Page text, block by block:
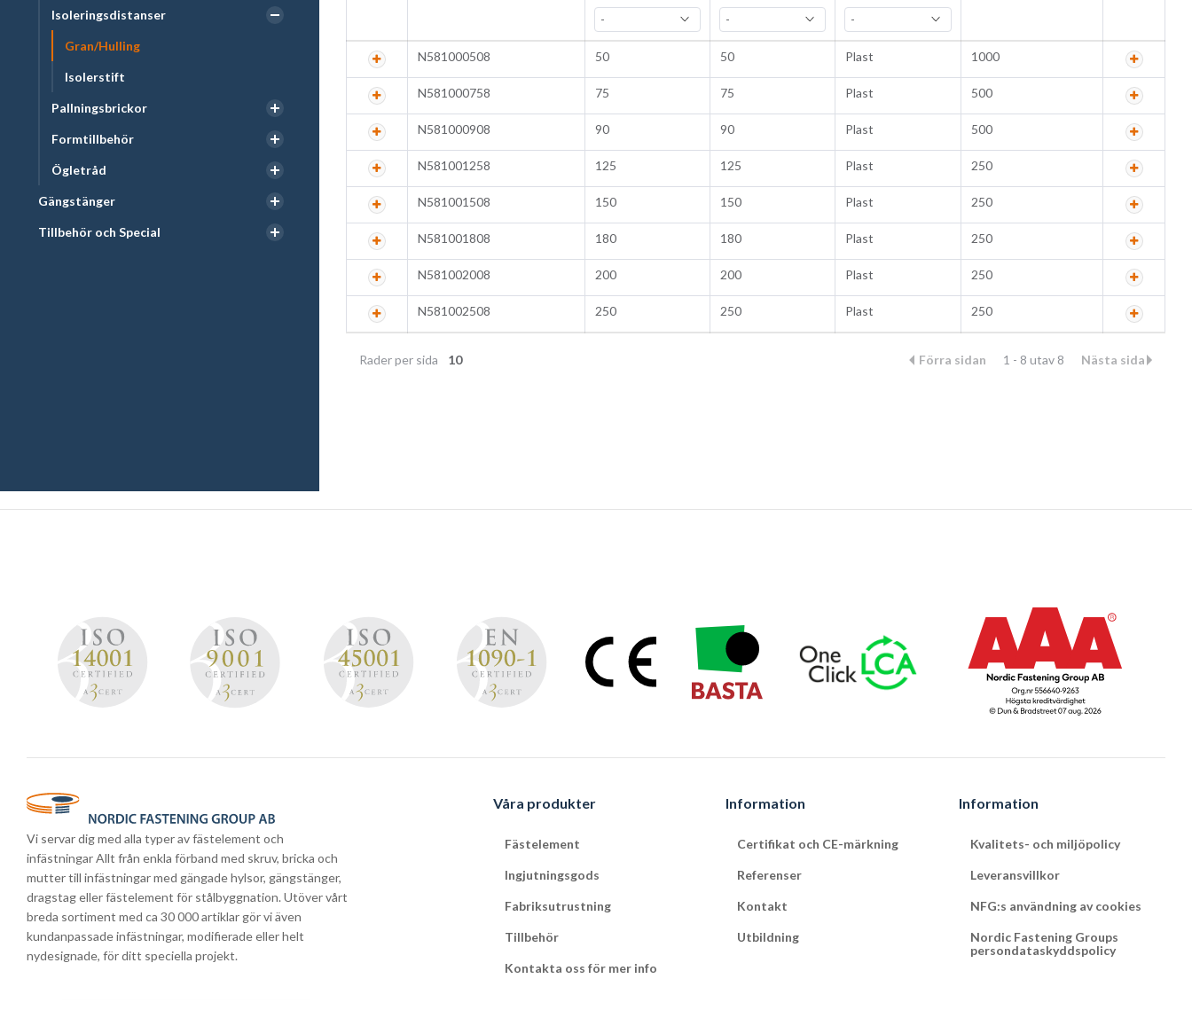
Isoleringsdistanser
Gran/Hulling
Isolerstift
Pallningsbrickor
Formtillbehör
Ögletråd
Gängstänger
Tillbehör och Special
N581000508 50 50 Plast 1000
N581000758 75 75 Plast 500
N581000908 90 90 Plast 500
N581001258 125 125 Plast 250
N581001508 150 150 Plast 250
N581001808 180 180 Plast 250
N581002008 200 200 Plast 250
N581002508 250 250 Plast 250
Rader per sida 10 Förra sidan 1 - 8 utav 8 Nästa sida
Vi servar dig med alla typer av fästelement och
infästningar Allt från enkla förband med skruv, bricka och
mutter till infästningar med gängade hylsor, gängstänger,
dragstag eller fästelement för stålbyggnation. Utöver vårt
breda sortiment med ca 30 000 artiklar gör vi även
kundanpassade infästningar, modifierade eller helt
nydesignade, för ditt speciella projekt.
Våra produkter
Fästelement
Ingjutningsgods
Fabriksutrustning
Tillbehör
Kontakta oss för mer info
Information
Certifikat och CE-märkning
Referenser
Kontakt
Utbildning
Information
Kvalitets- och miljöpolicy
Leveransvillkor
NFG:s användning av cookies
Nordic Fastening Groups
persondataskyddspolicy